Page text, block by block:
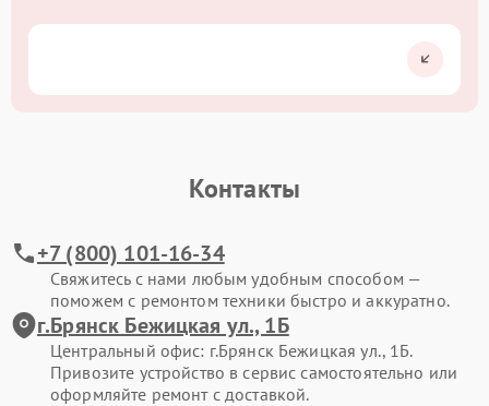
Контакты
+7 (800) 101-16-34
Свяжитесь с нами любым удобным способом —
поможем с ремонтом техники быстро и аккуратно.
г.Брянск Бежицкая ул., 1Б
Центральный офис: г.Брянск Бежицкая ул., 1Б.
Привозите устройство в сервис самостоятельно или
оформляйте ремонт с доставкой.